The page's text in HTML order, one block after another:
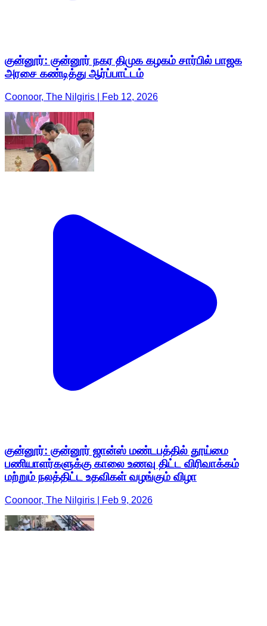
குன்னூர்: குன்னூர் நகர திமுக கழகம் சார்பில் பாஜக
அரசை கண்டித்து ஆர்ப்பாட்டம்
Coonoor, The Nilgiris | Feb 12, 2026
குன்னூர்: குன்னூர் ஜான்ஸ் மண்டபத்தில் தூய்மை
பணியாளர்களுக்கு காலை உணவு திட்ட விரிவாக்கம்
மற்றும் நலத்திட்ட உதவிகள் வழங்கும் விழா
Coonoor, The Nilgiris | Feb 9, 2026